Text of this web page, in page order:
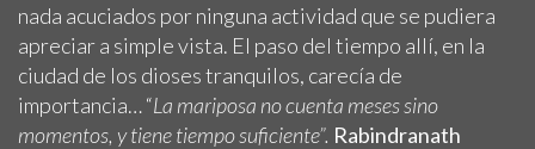
nada acuciados por ninguna actividad que se pudiera
apreciar a simple vista. El paso del tiempo allí, en la
ciudad de los dioses tranquilos, carecía de
importancia… “La mariposa no cuenta meses sino
momentos, y tiene tiempo suficiente”. Rabindranath